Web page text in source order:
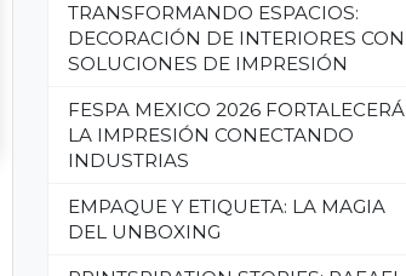
TRANSFORMANDO ESPACIOS:
DECORACIÓN DE INTERIORES CON
SOLUCIONES DE IMPRESIÓN
FESPA MEXICO 2026 FORTALECERÁ
LA IMPRESIÓN CONECTANDO
INDUSTRIAS
EMPAQUE Y ETIQUETA: LA MAGIA
DEL UNBOXING